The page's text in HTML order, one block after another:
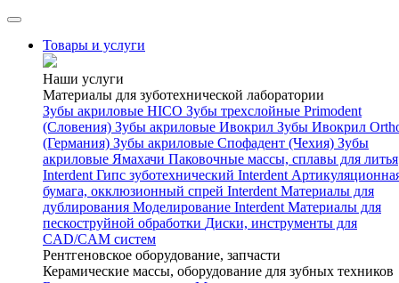
Товары и услуги
Наши услуги
Материалы для зуботехнической лаборатории
Зубы акриловые HICO Зубы трехслойные Primodent
(Словения) Зубы акриловые Ивокрил Зубы Ивокрил
(Германия) Зубы акриловые Спофадент (Чехия) Зубы
акриловые Ямахачи Паковочные массы, сплавы для литья
Interdent Гипс зуботехнический Interdent
бумага, окклюзионный спрей Interdent Материалы для
дублирования Моделирование Interdent Материалы для
пескоструйной обработки Диски, инструменты для
CAD/CAM систем
Рентгеновское оборудование, запчасти
Керамические массы, оборудование для зубных техников